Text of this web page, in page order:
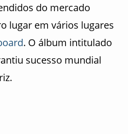
do mercado
lugar em vários lugares
. O álbum intitulado
sucesso mundial